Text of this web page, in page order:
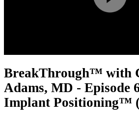
BreakThrough™ with
Adams, MD - Episode
Implant Positioning™